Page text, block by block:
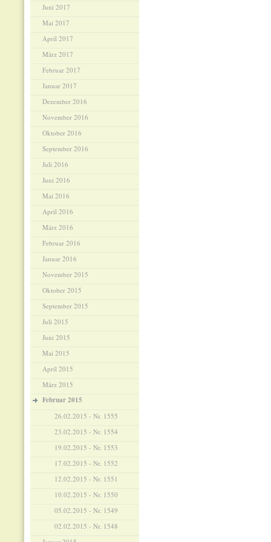
Juni 2017
Mai 2017
April 2017
März 2017
Februar 2017
Januar 2017
Dezember 2016
November 2016
Oktober 2016
September 2016
Juli 2016
Juni 2016
Mai 2016
April 2016
März 2016
Februar 2016
Januar 2016
November 2015
Oktober 2015
September 2015
Juli 2015
Juni 2015
Mai 2015
April 2015
März 2015
Februar 2015
26.02.2015 - Nr. 1555
23.02.2015 - Nr. 1554
19.02.2015 - Nr. 1553
17.02.2015 - Nr. 1552
12.02.2015 - Nr. 1551
10.02.2015 - Nr. 1550
05.02.2015 - Nr. 1549
02.02.2015 - Nr. 1548